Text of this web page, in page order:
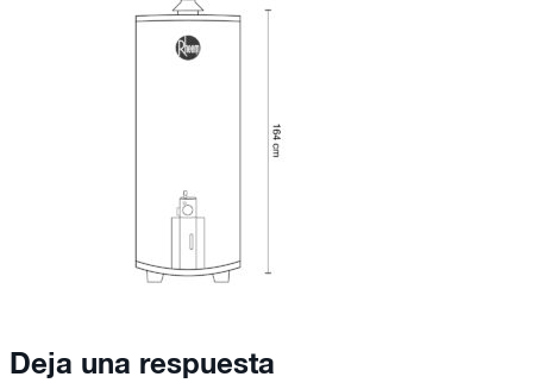
Deja una respuesta